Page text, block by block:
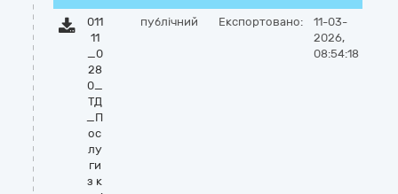
011
11
_0
28
0_
ТД
_П
ос
лу
ги
з к
публічний Експортовано:
11-03-
2026,
08:54:18